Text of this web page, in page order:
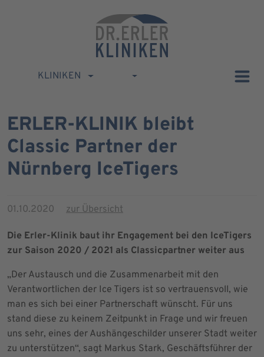
KLINIKEN
ERLER-KLINIK bleibt
Classic Partner der
Nürnberg IceTigers
01.10.2020 zur Übersicht
Die Erler-Klinik baut ihr Engagement bei den IceTigers
zur Saison 2020 / 2021 als Classicpartner weiter aus
„Der Austausch und die Zusammenarbeit mit den
Verantwortlichen der Ice Tigers ist so vertrauensvoll, wie
man es sich bei einer Partnerschaft wünscht. Für uns
stand diese zu keinem Zeitpunkt in Frage und wir freuen
uns sehr, eines der Aushängeschilder unserer Stadt weiter
zu unterstützen“, sagt Markus Stark, Geschäftsführer der